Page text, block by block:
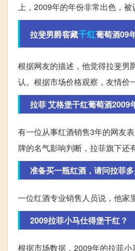
上，2009年的年份非常出色，被
拉斐男爵窖藏干红葡萄酒09
根据网友的描述，他觉得拉斐男
认。根据市场价格观察，友情价
拉菲 艾格堡干红葡萄酒2009
有一位从事红酒销售3年的网友
牌的名气影响判断，拉菲旗下还
准备买一瓶红酒，请问拉菲
一位红酒专业销售人员说，他家
2009拉菲小马仕得堡干红？
根据市场数据，2009年的拉菲